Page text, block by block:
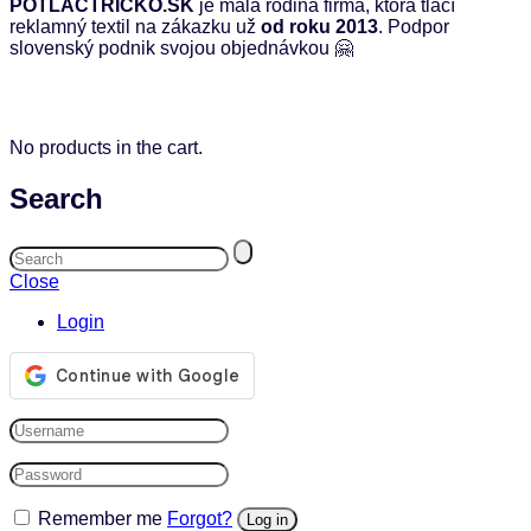
POTLACTRICKO.SK je malá rodiná firma, ktorá tlačí
reklamný textil na zákazku už od roku 2013. Podpor
slovenský podnik svojou objednávkou 🤗
No products in the cart.
Search
Close
Login
Remember me Forgot? Log in